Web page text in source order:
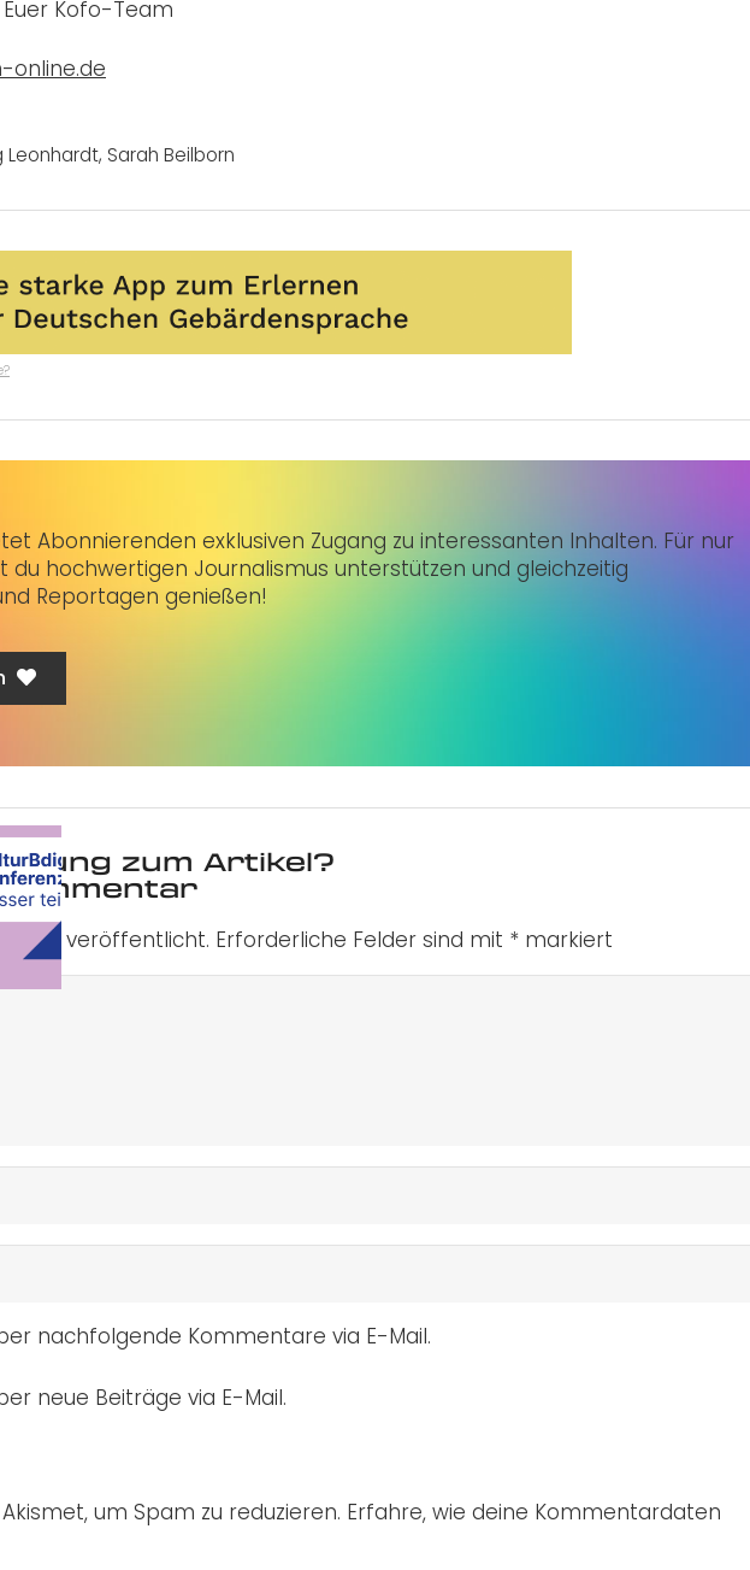
Kofo-Team
online.de
Leonhardt, Sarah Beilborn
Abonnierenden exklusiven Zugang zu interessanten Inhalten. Für nur
du hochwertigen Journalismus unterstützen und gleichzeitig
Reportagen genießen!
zum Artikel?
nicht veröffentlicht. Erforderliche Felder sind mit * markiert
nachfolgende Kommentare via E-Mail.
neue Beiträge via E-Mail.
um Spam zu reduzieren. Erfahre, wie deine Kommentardaten